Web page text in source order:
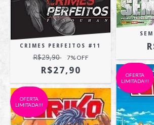
CRIMES PERFEITOS #11
R$29,90 7% OFF
R$27,90
OFERTA
LIMITADA!!!
OFERTA
LIMITADA!!!